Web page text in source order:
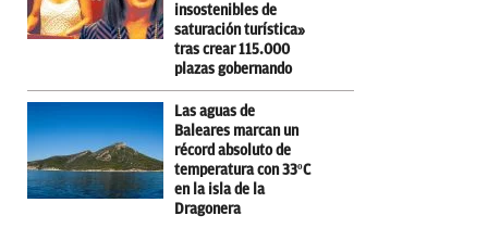
insostenibles de
saturación turística»
tras crear 115.000
plazas gobernando
Las aguas de
Baleares marcan un
récord absoluto de
temperatura con 33ºC
en la isla de la
Dragonera